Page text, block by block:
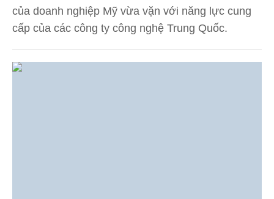
của doanh nghiệp Mỹ vừa vặn với năng lực cung
cấp của các công ty công nghệ Trung Quốc.